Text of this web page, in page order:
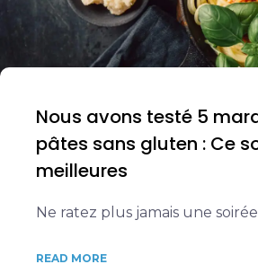
Nous avons testé 5
pâtes sans gluten : Ce
meilleures
Ne ratez plus jamais une
READ MORE